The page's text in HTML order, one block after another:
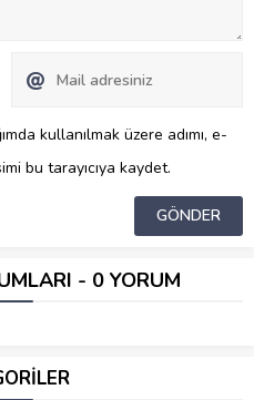
kullanılmak üzere adımı, e-
bu tarayıcıya kaydet.
- 0 YORUM